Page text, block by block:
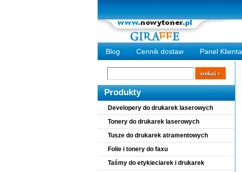
Blog Cennik dostaw Panel Klienta
Wyszukiwarka
szukaj
Produkty
Developery do drukarek laserowych
Tonery do drukarek laserowych
Tusze do drukarek atramentowych
Folie i tonery do faxu
Taśmy do etykieciarek i drukarek